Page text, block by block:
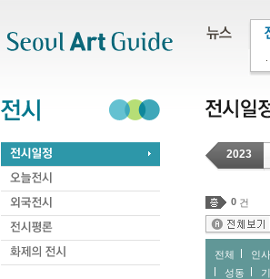
2023
0 건
전체 인
성동